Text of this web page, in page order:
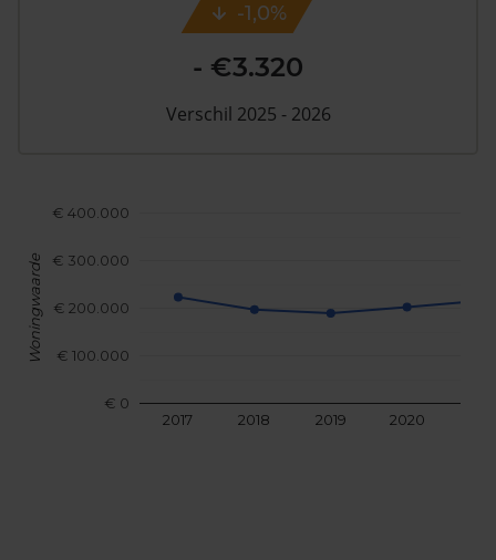
2017 2018 2019 2020
€ 0
€ 100.000
€ 200.000
€ 300.000
€ 400.000
Woningwaarde
-1,0%
- €3.320
Verschil 2025 - 2026